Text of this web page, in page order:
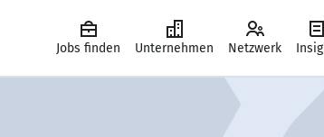
Jobs finden Unternehmen Netzwerk